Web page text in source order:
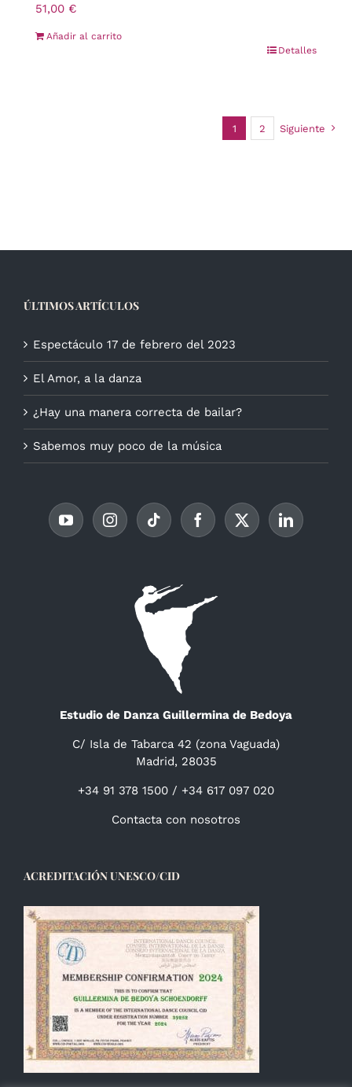
51,00 €
Añadir al carrito
Detalles
1 2 Siguiente
ÚLTIMOS ARTÍCULOS
Espectáculo 17 de febrero del 2023
El Amor, a la danza
¿Hay una manera correcta de bailar?
Sabemos muy poco de la música
Estudio de Danza Guillermina de Bedoya
C/ Isla de Tabarca 42 (zona Vaguada)
Madrid, 28035
+34 91 378 1500 / +34 617 097 020
Contacta con nosotros
ACREDITACIÓN UNESCO/CID